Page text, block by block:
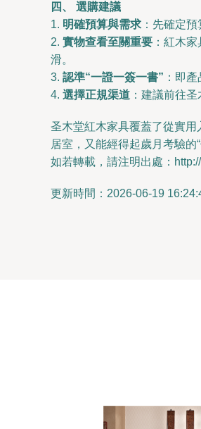
四、 選購建議
1. 明確預算與需求 ：先確定
2. 實物查看至關重要 ：紅木
滑。
3. 認準“一證一簽一書” ：即
4. 選擇正規渠道 ：建議前往
圣木堂紅木家具覆蓋了從實
居室，又能經得起歲月考驗的
如若轉載，請注明出處：
更新時間：2026-06-19